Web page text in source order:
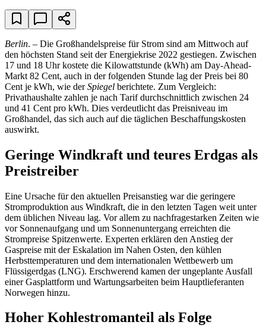
Berlin. – Die Großhandelspreise für Strom sind am Mittwoch auf
den höchsten Stand seit der Energiekrise 2022 gestiegen. Zwischen
17 und 18 Uhr kostete die Kilowattstunde (kWh) am Day-Ahead-
Markt 82 Cent, auch in der folgenden Stunde lag der Preis bei 80
Cent je kWh, wie derSpiegel berichtete. Zum Vergleich:
Privathaushalte zahlen je nach Tarif durchschnittlich zwischen 24
und 41 Cent pro kWh. Dies verdeutlicht das Preisniveau im
Großhandel, das sich auch auf die täglichen Beschaffungskosten
auswirkt.
Geringe Windkraft und teures Erdgas als
Preistreiber
Eine Ursache für den aktuellen Preisanstieg war die geringere
Stromproduktion aus Windkraft, die in den letzten Tagen weit unter
dem üblichen Niveau lag. Vor allem zu nachfragestarken Zeiten wie
vor Sonnenaufgang und um Sonnenuntergang erreichten die
Strompreise Spitzenwerte. Experten erklären den Anstieg der
Gaspreise mit der Eskalation im Nahen Osten, den kühlen
Herbsttemperaturen und dem internationalen Wettbewerb um
Flüssigerdgas (LNG). Erschwerend kamen der ungeplante Ausfall
einer Gasplattform und Wartungsarbeiten beim Hauptlieferanten
Norwegen hinzu.
Hoher Kohlestromanteil als Folge